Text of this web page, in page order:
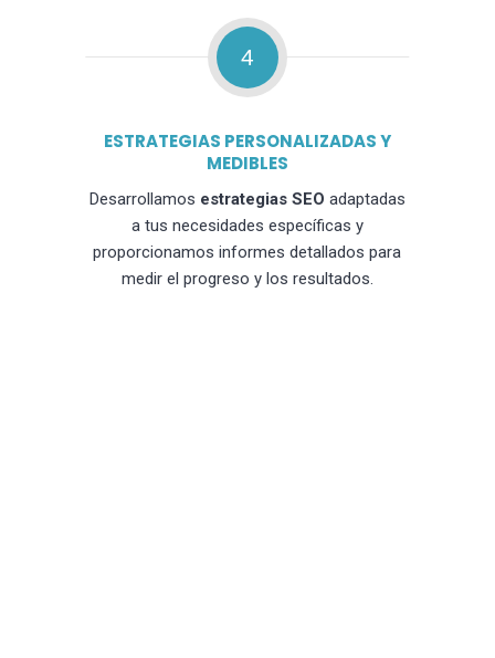
4
ESTRATEGIAS PERSONALIZADAS Y
MEDIBLES
Desarrollamos estrategias SEO adaptadas
a tus necesidades específicas y
proporcionamos informes detallados para
medir el progreso y los resultados.